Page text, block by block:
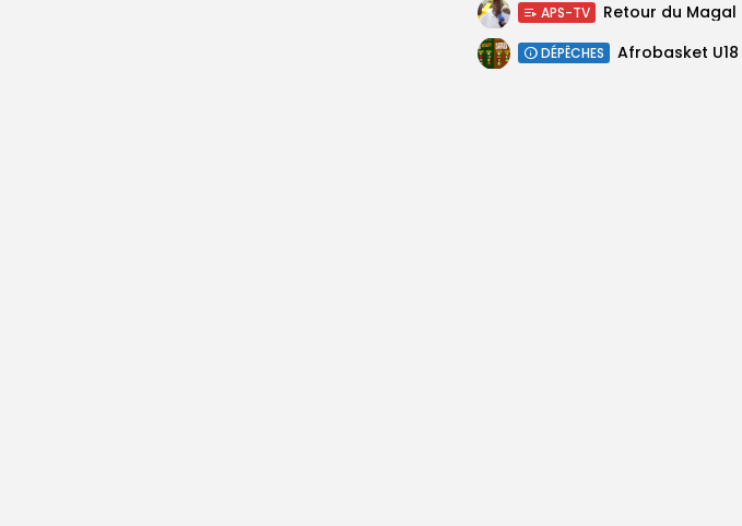
APS-TV
DÉPÊCHES